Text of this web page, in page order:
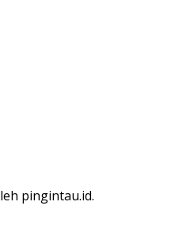
pingintau.id.